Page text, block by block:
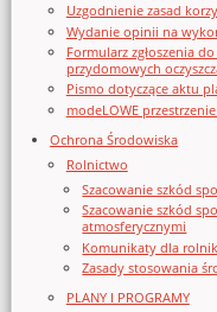
Uzgodnienie zasad
Wydanie opinii na
Formularz zgłoszenia
przydomowych
Pismo dotyczące aktu
modeLOWE
Ochrona Środowiska
Rolnictwo
Szacowanie szkód
Szacowanie szkód
atmosferycznymi
Komunikaty dla
Zasady stosowania
PLANY I PROGRAMY